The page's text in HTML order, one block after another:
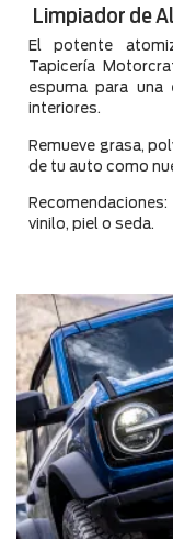
Limpiador de
El potente
Tapicería
espuma para
interiores.
Remueve grasa,
de tu auto como
vinilo, piel o seda.